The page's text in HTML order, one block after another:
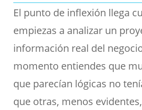
El punto de inflexión llega
empiezas a analizar un
información real del
momento entiendes que
que parecían lógicas no
que otras, menos